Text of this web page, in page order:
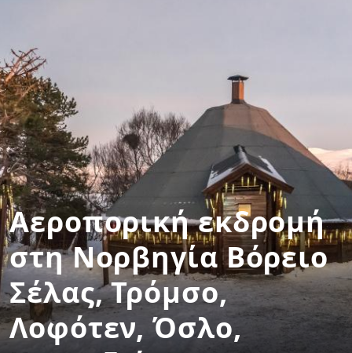
Αεροπορική εκδρομή
στη Νορβηγία Βόρειο
Σέλας, Τρόμσο,
Λοφότεν, Όσλο,